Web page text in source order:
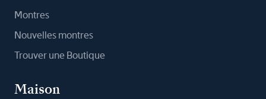
Montres
Nouvelles montres
Trouver une Boutique
Maison